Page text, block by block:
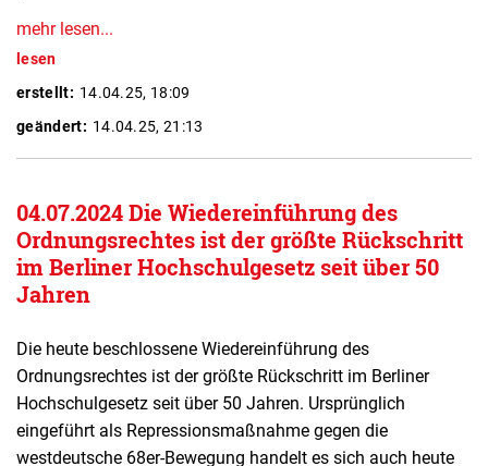
mehr lesen...
lesen
erstellt: 14.04.25, 18:09
geändert: 14.04.25, 21:13
04.07.2024 Die Wiedereinführung des
Ordnungsrechtes ist der größte Rückschritt
im Berliner Hochschulgesetz seit über 50
Jahren
Die heute beschlossene Wiedereinführung des
Ordnungsrechtes ist der größte Rückschritt im Berliner
Hochschulgesetz seit über 50 Jahren. Ursprünglich
eingeführt als Repressionsmaßnahme gegen die
westdeutsche 68er-Bewegung handelt es sich auch heute